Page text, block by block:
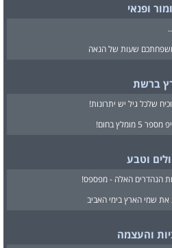
ופנאי
שעות של הנאה
ברשת
וטבע
והעצמה